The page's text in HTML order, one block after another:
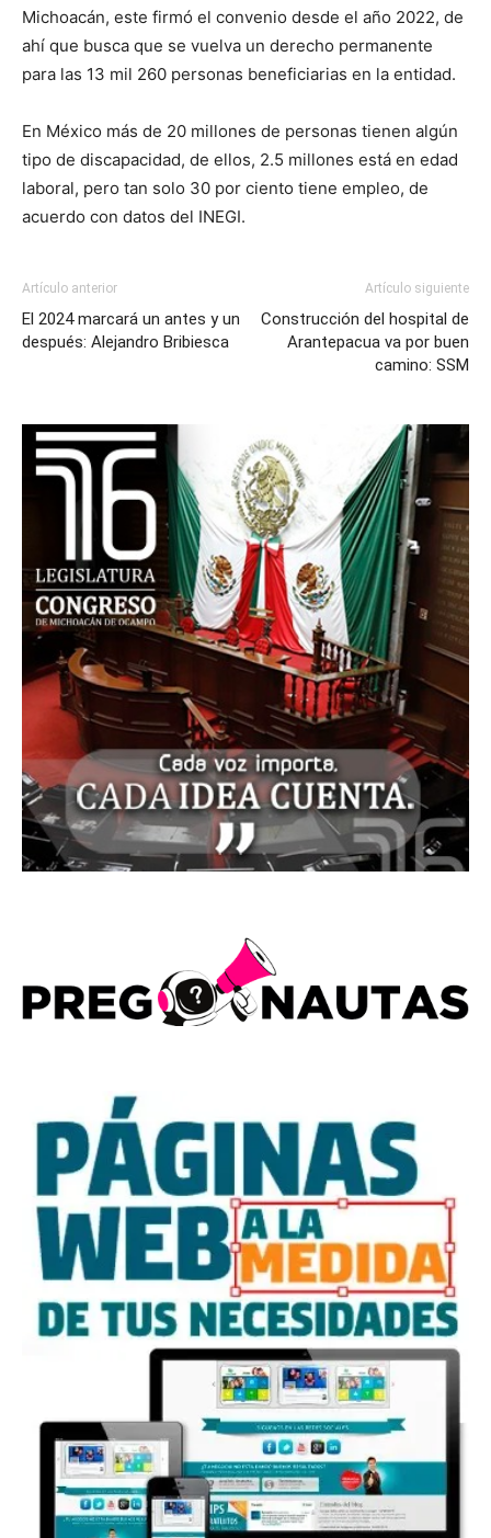
Michoacán, este firmó el convenio desde el año 2022, de
ahí que busca que se vuelva un derecho permanente
para las 13 mil 260 personas beneficiarias en la entidad.
En México más de 20 millones de personas tienen algún
tipo de discapacidad, de ellos, 2.5 millones está en edad
laboral, pero tan solo 30 por ciento tiene empleo, de
acuerdo con datos del INEGI.
Artículo anterior
El 2024 marcará un antes y un
después: Alejandro Bribiesca
Artículo siguiente
Construcción del hospital de
Arantepacua va por buen
camino: SSM